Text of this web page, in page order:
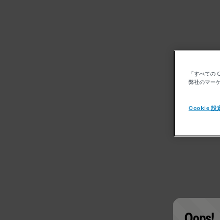
「すべての
弊社のマー
Cookie 設